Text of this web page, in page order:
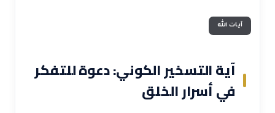
آيات الله
آية التسخير الكوني: دعوة للتفكر
في أسرار الخلق